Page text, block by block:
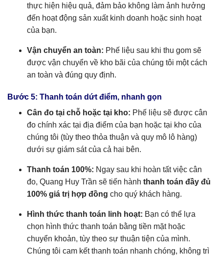
thực hiện hiệu quả, đảm bảo không làm ảnh hưởng
đến hoạt động sản xuất kinh doanh hoặc sinh hoạt
của bạn.
Vận chuyển an toàn: Phế liệu sau khi thu gom sẽ
được vận chuyển về kho bãi của chúng tôi một cách
an toàn và đúng quy định.
Bước 5: Thanh toán dứt điểm, nhanh gọn
Cân đo tại chỗ hoặc tại kho: Phế liệu sẽ được cân
đo chính xác tại địa điểm của bạn hoặc tại kho của
chúng tôi (tùy theo thỏa thuận và quy mô lô hàng)
dưới sự giám sát của cả hai bên.
Thanh toán 100%: Ngay sau khi hoàn tất việc cân
đo, Quang Huy Trần sẽ tiến hành thanh toán đầy đủ
100% giá trị hợp đồng cho quý khách hàng.
Hình thức thanh toán linh hoạt: Bạn có thể lựa
chọn hình thức thanh toán bằng tiền mặt hoặc
chuyển khoản, tùy theo sự thuận tiện của mình.
Chúng tôi cam kết thanh toán nhanh chóng, không trì